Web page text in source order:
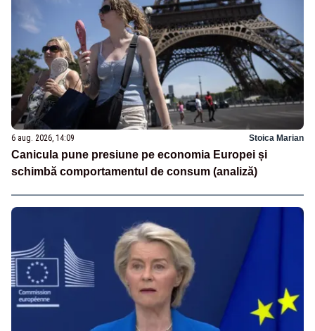
6 aug. 2026, 14:09 Stoica Marian
Canicula pune presiune pe economia Europei și
schimbă comportamentul de consum (analiză)